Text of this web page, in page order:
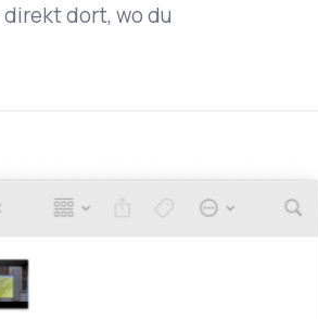
dort, wo du